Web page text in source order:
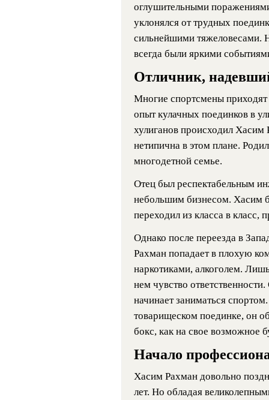
оглушительными
уклонялся от трудных
сильнейшими тяжеловесами.
всегда были яркими
Отличник,
Многие спортсмены
опыт кулачных поединков в
хулиганов происходил Хасим
нетипична в этом плане.
многодетной семье.
Отец был респектабельным
небольшим бизнесом. Хасим
переходил из класса в класс,
Однако после переезда в
Рахман попадает в плохую
наркотиками, алкоголем.
нем чувство
начинает заниматься
товарищеском поединке, он
бокс, как на свое возможное
Начало
Хасим Рахман довольно
лет. Но обладая